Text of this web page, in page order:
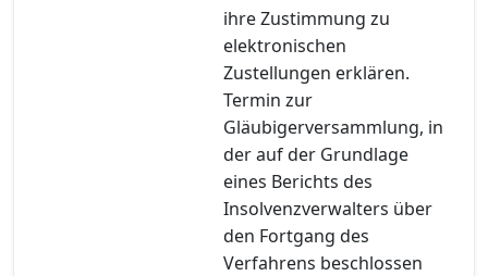
ihre Zustimmung zu
elektronischen
Zustellungen erklären.
Termin zur
Gläubigerversammlung, in
der auf der Grundlage
eines Berichts des
Insolvenzverwalters über
den Fortgang des
Verfahrens beschlossen